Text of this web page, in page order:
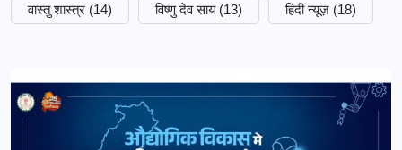
वास्तु शास्त्र (14) विष्णु देव साय (13) हिंदी न्यूज़ (18)